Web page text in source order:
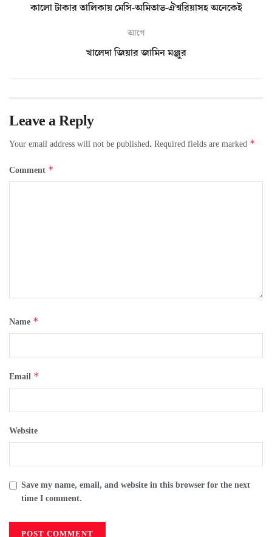
কালো টাকার তালিকায় মেসি-অমিতাভ-ঐশ্বরিয়াসহ অনেকেই
আগে
খালেদা জিয়ার জামিন মঞ্জুর
Leave a Reply
Your email address will not be published. Required fields are marked *
Comment *
Name *
Email *
Website
Save my name, email, and website in this browser for the next
time I comment.